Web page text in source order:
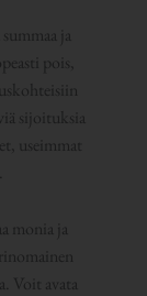
ja
pois,
sijoituksia
useimmat
monia ja
Voit avata